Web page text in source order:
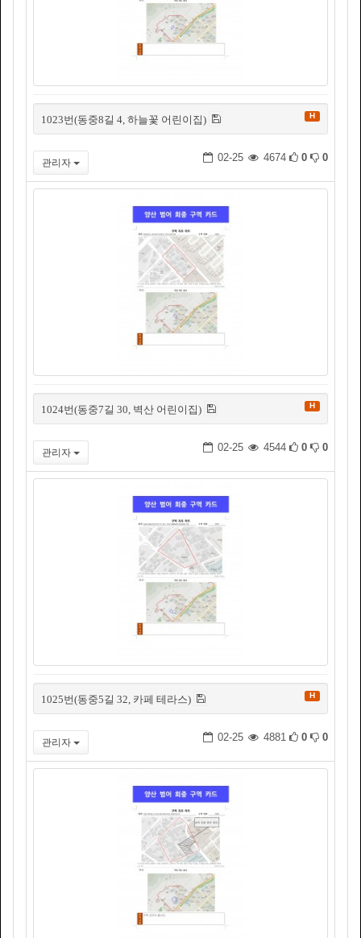
1023번(동중8길 4, 하늘꽃 어린이집) H
관리자 02-25 4674 0 0
1024번(동중7길 30, 벽산 어린이집) H
관리자 02-25 4544 0 0
1025번(동중5길 32, 카페 테라스) H
관리자 02-25 4881 0 0